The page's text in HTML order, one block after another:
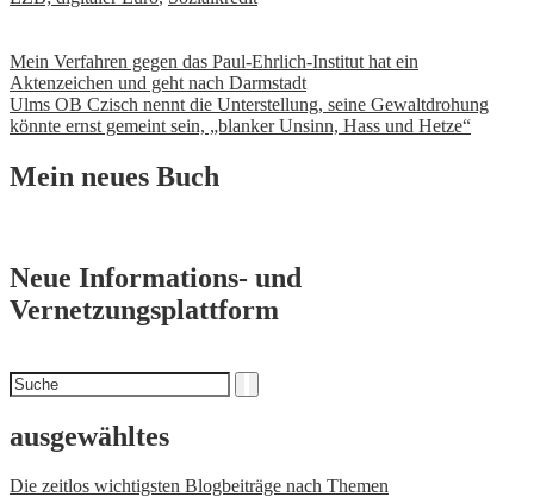
Beitrags-
Navigation
Mein Verfahren gegen das Paul-Ehrlich-Institut hat ein
Aktenzeichen und geht nach Darmstadt
Ulms OB Czisch nennt die Unterstellung, seine Gewaltdrohung
könnte ernst gemeint sein, „blanker Unsinn, Hass und Hetze“
Mein neues Buch
Neue Informations- und
Vernetzungsplattform
Suchen
nach
ausgewähltes
Die zeitlos wichtigsten Blogbeiträge nach Themen